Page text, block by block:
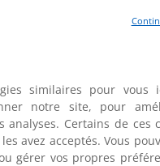
à la décision du 18 juin
de la publication de la
:
similaires pour vous
notre site, pour
Certains de ces
avez acceptés. Vous
gérer vos propres